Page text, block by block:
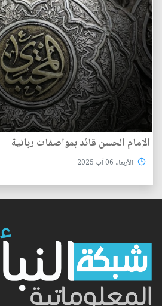
الإمام الحسن قائد بمواصفات ربانية
الأربعاء 06 آب 2025